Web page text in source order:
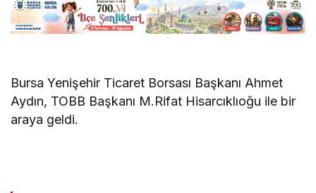
Bursa Yenişehir Ticaret Borsası Başkanı Ahmet
Aydın, TOBB Başkanı M.Rifat Hisarcıklıoğu ile bir
araya geldi.